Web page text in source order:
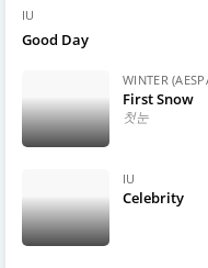
IU
Good Day
WINTER
First Snow
첫눈
IU
Celebrity